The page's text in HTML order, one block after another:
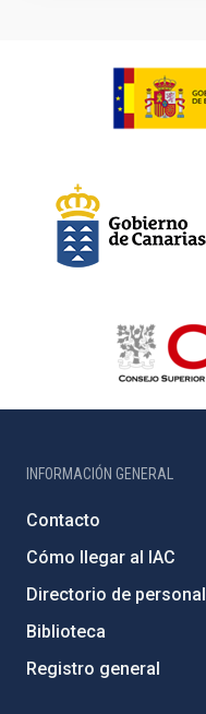
INFORMACIÓN GENERAL
Contacto
Cómo llegar al IAC
Directorio de personal
Biblioteca
Registro general